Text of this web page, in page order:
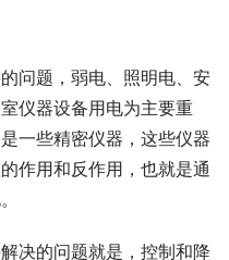
问题，弱电、照明电、安
仪器设备用电为主要重
一些精密仪器，这些仪器
作用和反作用，也就是通
决的问题就是，控制和降